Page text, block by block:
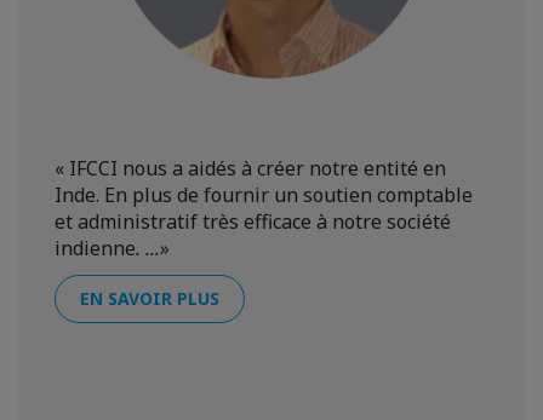
« IFCCI nous a aidés à créer notre entité en
Inde. En plus de fournir un soutien comptable
et administratif très efficace à notre société
indienne. ...»
EN SAVOIR PLUS